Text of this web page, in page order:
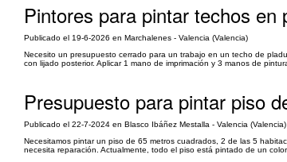
Pintores para pintar techos en
Publicado el 19-6-2026 en Marchalenes - Valencia (Valencia)
Necesito un presupuesto cerrado para un trabajo en un techo de
con lijado posterior. Aplicar 1 mano de imprimación y 3 manos de
Presupuesto para pintar piso
Publicado el 22-7-2024 en Blasco Ibáñez Mestalla - Valencia (Valencia)
Necesitamos pintar un piso de 65 metros cuadrados, 2 de las 5
necesita reparación. Actualmente, todo el piso está pintado de un